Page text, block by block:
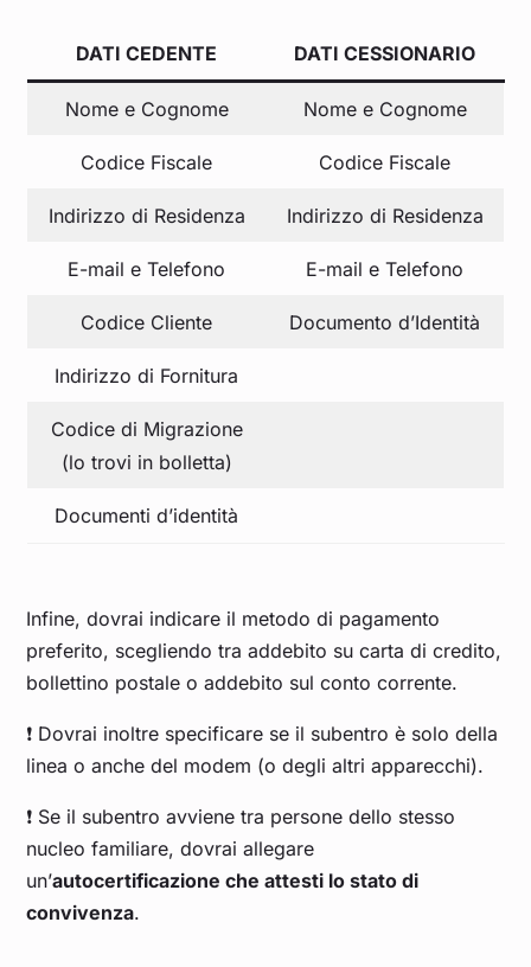
DATI CEDENTE DATI CESSIONARIO
Nome e Cognome Nome e Cognome
Codice Fiscale Codice Fiscale
Indirizzo di Residenza Indirizzo di Residenza
E-mail e Telefono E-mail e Telefono
Codice Cliente Documento d’Identità
Indirizzo di Fornitura
Codice di Migrazione
(lo trovi in bolletta)
Documenti d’identità
Infine, dovrai indicare il metodo di pagamento
preferito, scegliendo tra addebito su carta di credito,
bollettino postale o addebito sul conto corrente.
❗ Dovrai inoltre specificare se il subentro è solo della
linea o anche del modem (o degli altri apparecchi).
❗ Se il subentro avviene tra persone dello stesso
nucleo familiare, dovrai allegare
un’autocertificazione che attesti lo stato di
convivenza.